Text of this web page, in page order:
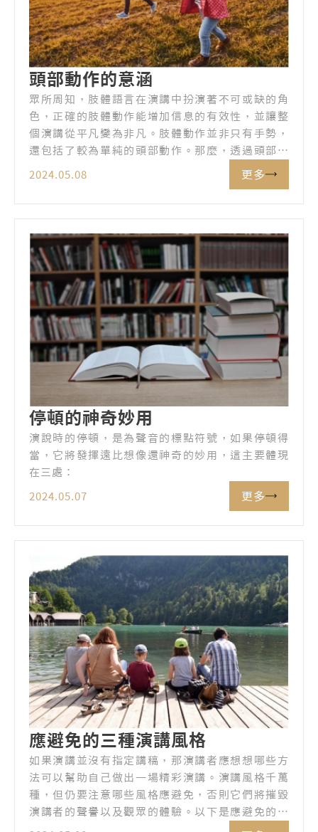
頭部動作的意涵
眾所周知，肢體語言在演講中扮演著不可或缺的角
色，正確的肢體動作能增加信息的有效性，並讓整
個演講從平凡變為非凡。肢體動作並非只有手勢，
還包括了較為單純的頭部動作。那麼，透過頭部的
2024.05.08 更多
停頓的神奇妙用
演說時的停頓，是為聲音的標點符號，如果停頓得
當，它將發揮遠比想像還神奇的妙用，這主要體現
在三處：
2024.05.07 更多
應避免的三種演講風格
如果演講並沒有指定講稿，那演講者應想想哪些方
法可以幫助自己做出一場精彩演講。演講風格千萬
種，但仍要注意哪些風格應避免，否則它們將摧毀
演講者的聲譽以及觀眾的體驗。以下是應避免的三